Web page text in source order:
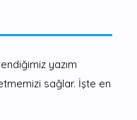
yazım
sağlar. İşte en